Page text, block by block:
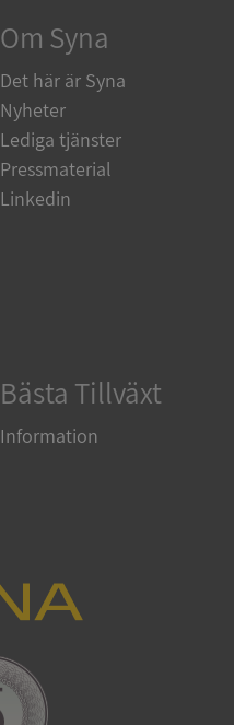
Om Syna
Det här är Syna
Nyheter
Lediga tjänster
Pressmaterial
Linkedin
Bästa Tillväxt
Information
Microsoft
Corporation
.syna.se
www.google.com